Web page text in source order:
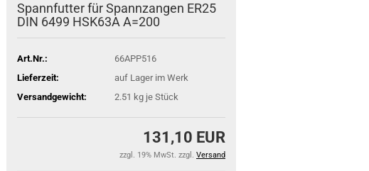
Spannfutter für Spannzangen ER25
DIN 6499 HSK63A A=200
Art.Nr.:
66APP516
Lieferzeit:
auf Lager im Werk
Versandgewicht:
2.51 kg je Stück
131,10 EUR
zzgl. 19% MwSt. zzgl. Versand